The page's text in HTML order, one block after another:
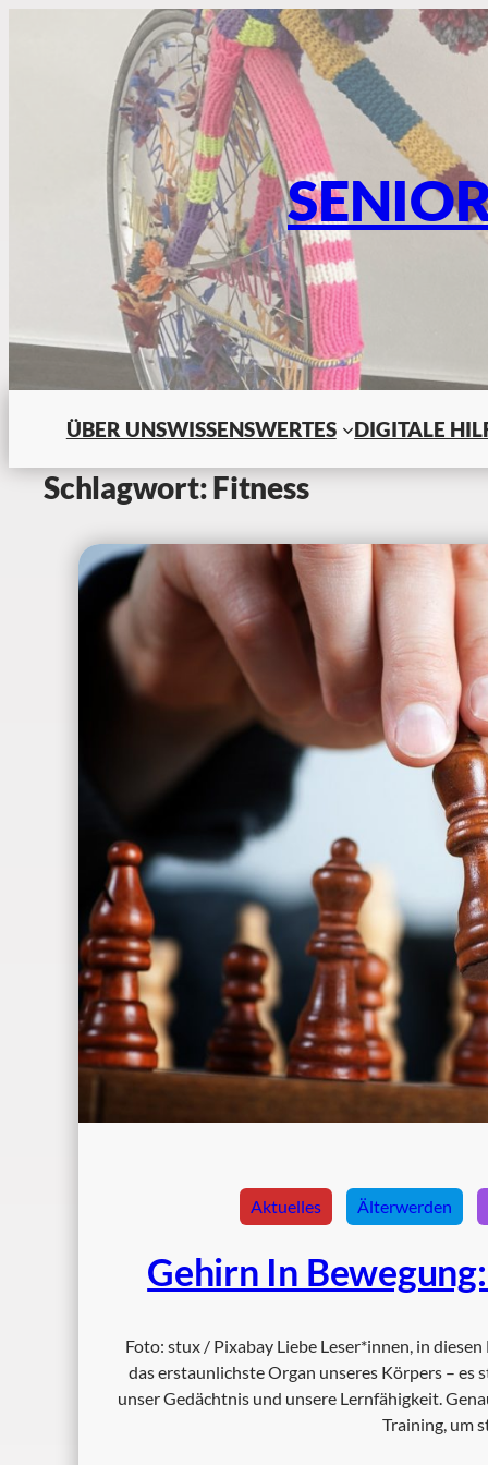
ÜBER UNSWISSENSWERTES DIGITALE
Schlagwort:Fitness
Aktuelles Älterwerden
Gehirn In
Foto: stux / Pixabay Liebe Leser*innen, in
das erstaunlichste Organ unseres Körpers –
unser Gedächtnis und unsere Lernfähigkeit.
Training, um